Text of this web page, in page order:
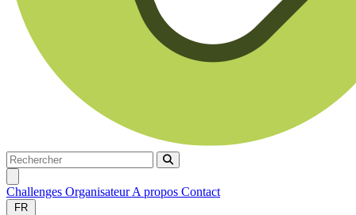
Rechercher
Rechercher
Challenges OrganisateurA propos Contact
FR